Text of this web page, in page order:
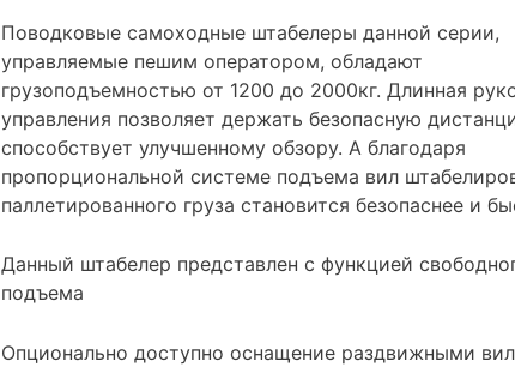
Поводковые самоходные штабелеры данной серии,
управляемые пешим оператором, обладают
грузоподъемностью от 1200 до 2000кг. Длинная
управления позволяет держать безопасную
способствует улучшенному обзору. А благодаря
пропорциональной системе подъема вил
паллетированного груза становится безопаснее и
Данный штабелер представлен с функцией
подъема
Опционально доступно оснащение раздвижными